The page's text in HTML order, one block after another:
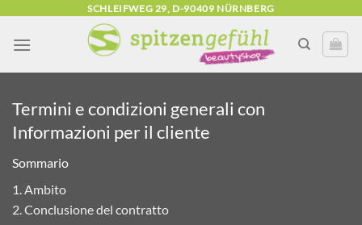
springen
SCHLEIFWEG 29, D-90409 NÜRNBERG
Termini e condizioni generali con
Informazioni per il cliente
Sommario
1. Ambito
2. Conclusione del contratto